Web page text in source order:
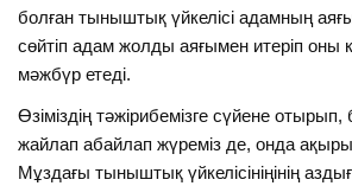
болған тыныштық үйкелісі адамның
сөйтіп адам жолды аяғымен итеріп оны
мәжбүр етеді.
Өзіміздің тәжірибемізге сүйене отырып,
жайлап абайлап жүреміз де, онда
Мұздағы тыныштық үйкелісініңінің